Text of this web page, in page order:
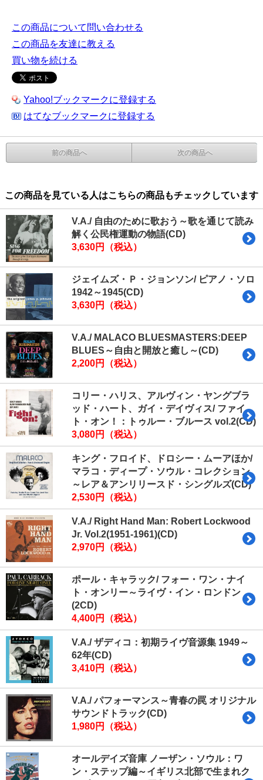
この商品について問い合わせる
この商品を友達に教える
買い物を続ける
Yahoo!ブックマークに登録する
はてなブックマークに登録する
前の商品へ 次の商品へ
この商品を見ている人はこちらの商品もチェックしています
V.A./ 自由のために歌おう～歌を通じて読み
解く公民権運動の物語(CD)
3,630円（税込）
ジェイムズ・Ｐ・ジョンソン/ ピアノ・ソロ
1942～1945(CD)
3,630円（税込）
V.A./ MALACO BLUESMASTERS:DEEP
BLUES～自由と開放と癒し～(CD)
2,200円（税込）
コリー・ハリス、アルヴィン・ヤングブラ
ッド・ハート、ガイ・デイヴィス/ ファイ
ト・オン！：トゥルー・ブルース vol.2(CD)
3,080円（税込）
キング・フロイド、ドロシー・ムーアほか/
マラコ・ディープ・ソウル・コレクション
～レア＆アンリリースド・シングルズ(CD)
2,530円（税込）
V.A./ Right Hand Man: Robert Lockwood
Jr. Vol.2(1951-1961)(CD)
2,970円（税込）
ポール・キャラック/ フォー・ワン・ナイ
ト・オンリー～ライヴ・イン・ロンドン
(2CD)
4,400円（税込）
V.A./ ザディコ：初期ライヴ音源集 1949～
62年(CD)
3,410円（税込）
V.A./ パフォーマンス～青春の罠 オリジナル
サウンドトラック(CD)
1,980円（税込）
オールデイズ音庫 ノーザン・ソウル：ワ
ン・ステップ編～イギリス北部で生まれク